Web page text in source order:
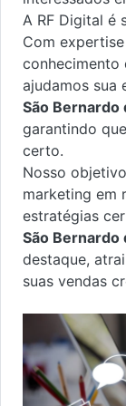
A RF Digital é
Com
conhecimento
ajudamos sua
São Bernardo
garantindo
certo.
Nosso
marketing em
estratégias
São Bernardo
destaque,
suas vendas